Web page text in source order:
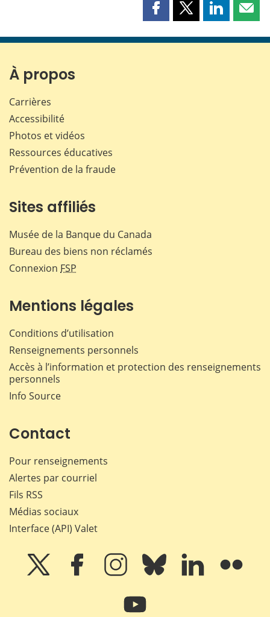
Partager
page
Partager
page
Partager
page page
À propos
Carrières
Accessibilité
Photos et vidéos
Ressources éducatives
Prévention de la fraude
Sites affiliés
Musée de la Banque du Canada
Bureau des biens non réclamés
Connexion FSP
Mentions légales
Conditions d’utilisation
Renseignements personnels
Accès à l’information et protection des renseignements
personnels
Info Source
Contact
Pour renseignements
Alertes par courriel
Fils RSS
Médias sociaux
Interface (API) Valet